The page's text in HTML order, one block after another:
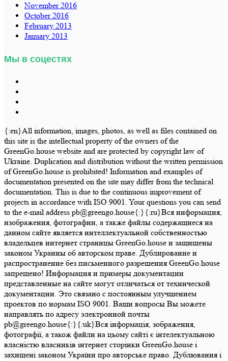
November 2016
October 2016
February 2013
January 2013
Мы в соцестях
{:en}All information, images, photos, as well as files contained on
this site is the intellectual property of the owners of the
GreenGo.house website and are protected by copyright law of
Ukraine. Duplication and distribution without the written permission
of GreenGo.house is prohibited! Information and examples of
documentation presented on the site may differ from the technical
documentation. This is due to the continuous improvement of
projects in accordance with ISO 9001. Your questions you can send
to the e-mail address pb@greengo.house{:}{:ru}Вся информация,
изображения, фотографии, а также файлы содержащиеся на
данном сайте является интеллектуальной собственностью
владельцев интернет страницы GreenGo.house и защищены
законом Украины об авторском праве. Дублирование и
распространение без письменного разрешения GreenGo.house
запрещено! Информация и примеры документации
представленные на сайте могут отличаться от технической
документации. Это связано с постоянным улучшением
проектов по нормам ISO 9001. Ваши вопросы Вы можете
направлять по адресу электронной почты
pb@greengo.house{:}{:uk}Вся інформація, зображення,
фотографії, а також файли на цьому сайті є інтелектуальною
власністю власників інтернет сторінки GreenGo.house і
захищені законом України про авторське право. Дублювання і